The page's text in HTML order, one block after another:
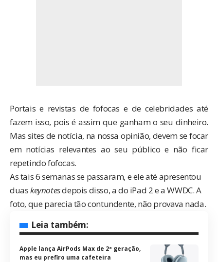
Portais e revistas de fofocas e de celebridades até
fazem isso, pois é assim que ganham o seu dinheiro.
Mas sites de notícia, na nossa opinião, devem se focar
em notícias relevantes ao seu público e não ficar
repetindo fofocas.
As tais 6 semanas se passaram, e ele até apresentou
duaskeynotesdepois disso, a do iPad 2 e a WWDC. A
foto, que parecia tão contundente, não provava nada.
Leia também:
Apple lança AirPods Max de 2ª geração,
mas eu prefiro uma cafeteira